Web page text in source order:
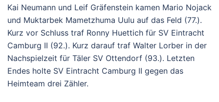
Kai Neumann und Leif Gräfenstein kamen Mario Nojack
und Muktarbek Mametzhuma Uulu auf das Feld (77.).
Kurz vor Schluss traf Ronny Huettich für SV Eintracht
Camburg II (92.). Kurz darauf traf Walter Lorber in der
Nachspielzeit für Täler SV Ottendorf (93.). Letzten
Endes holte SV Eintracht Camburg II gegen das
Heimteam drei Zähler.